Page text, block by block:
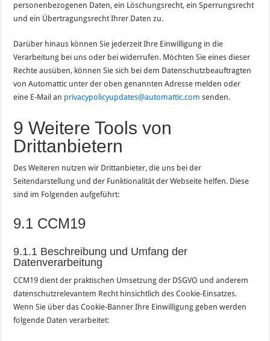
personenbezogenen Daten, ein Löschungsrecht, ein Sperrungsrecht
und ein Übertragungsrecht Ihrer Daten zu.
Darüber hinaus können Sie jederzeit Ihre Einwilligung in die
Verarbeitung bei uns oder bei widerrufen. Möchten Sie eines dieser
Rechte ausüben, können Sie sich bei dem Datenschutzbeauftragten
von Automattic unter der oben genannten Adresse melden oder
eine E-Mail an privacypolicyupdates@automattic.com senden.
9 Weitere Tools von
Drittanbietern
Des Weiteren nutzen wir Drittanbieter, die uns bei der
Seitendarstellung und der Funktionalität der Webseite helfen. Diese
sind im Folgenden aufgeführt:
9.1 CCM19
9.1.1 Beschreibung und Umfang der
Datenverarbeitung
CCM19 dient der praktischen Umsetzung der DSGVO und anderem
datenschutzrelevantem Recht hinsichtlich des Cookie-Einsatzes.
Wenn Sie über das Cookie-Banner Ihre Einwilligung geben werden
folgende Daten verarbeitet: